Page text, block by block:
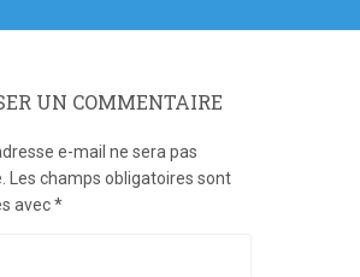
UN COMMENTAIRE
e-mail ne sera pas
Les champs obligatoires sont
avec*